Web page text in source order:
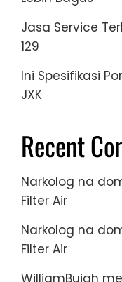
Jasa Service
129
Ini Spesifikasi
JXK
Recent
Narkolog na
Filter Air
Narkolog na
Filter Air